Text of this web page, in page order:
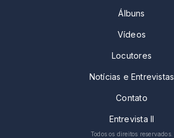
Álbuns
Vídeos
Locutores
Notícias e Entrevistas
Contato
Entrevista II
Todos os direitos reservados.